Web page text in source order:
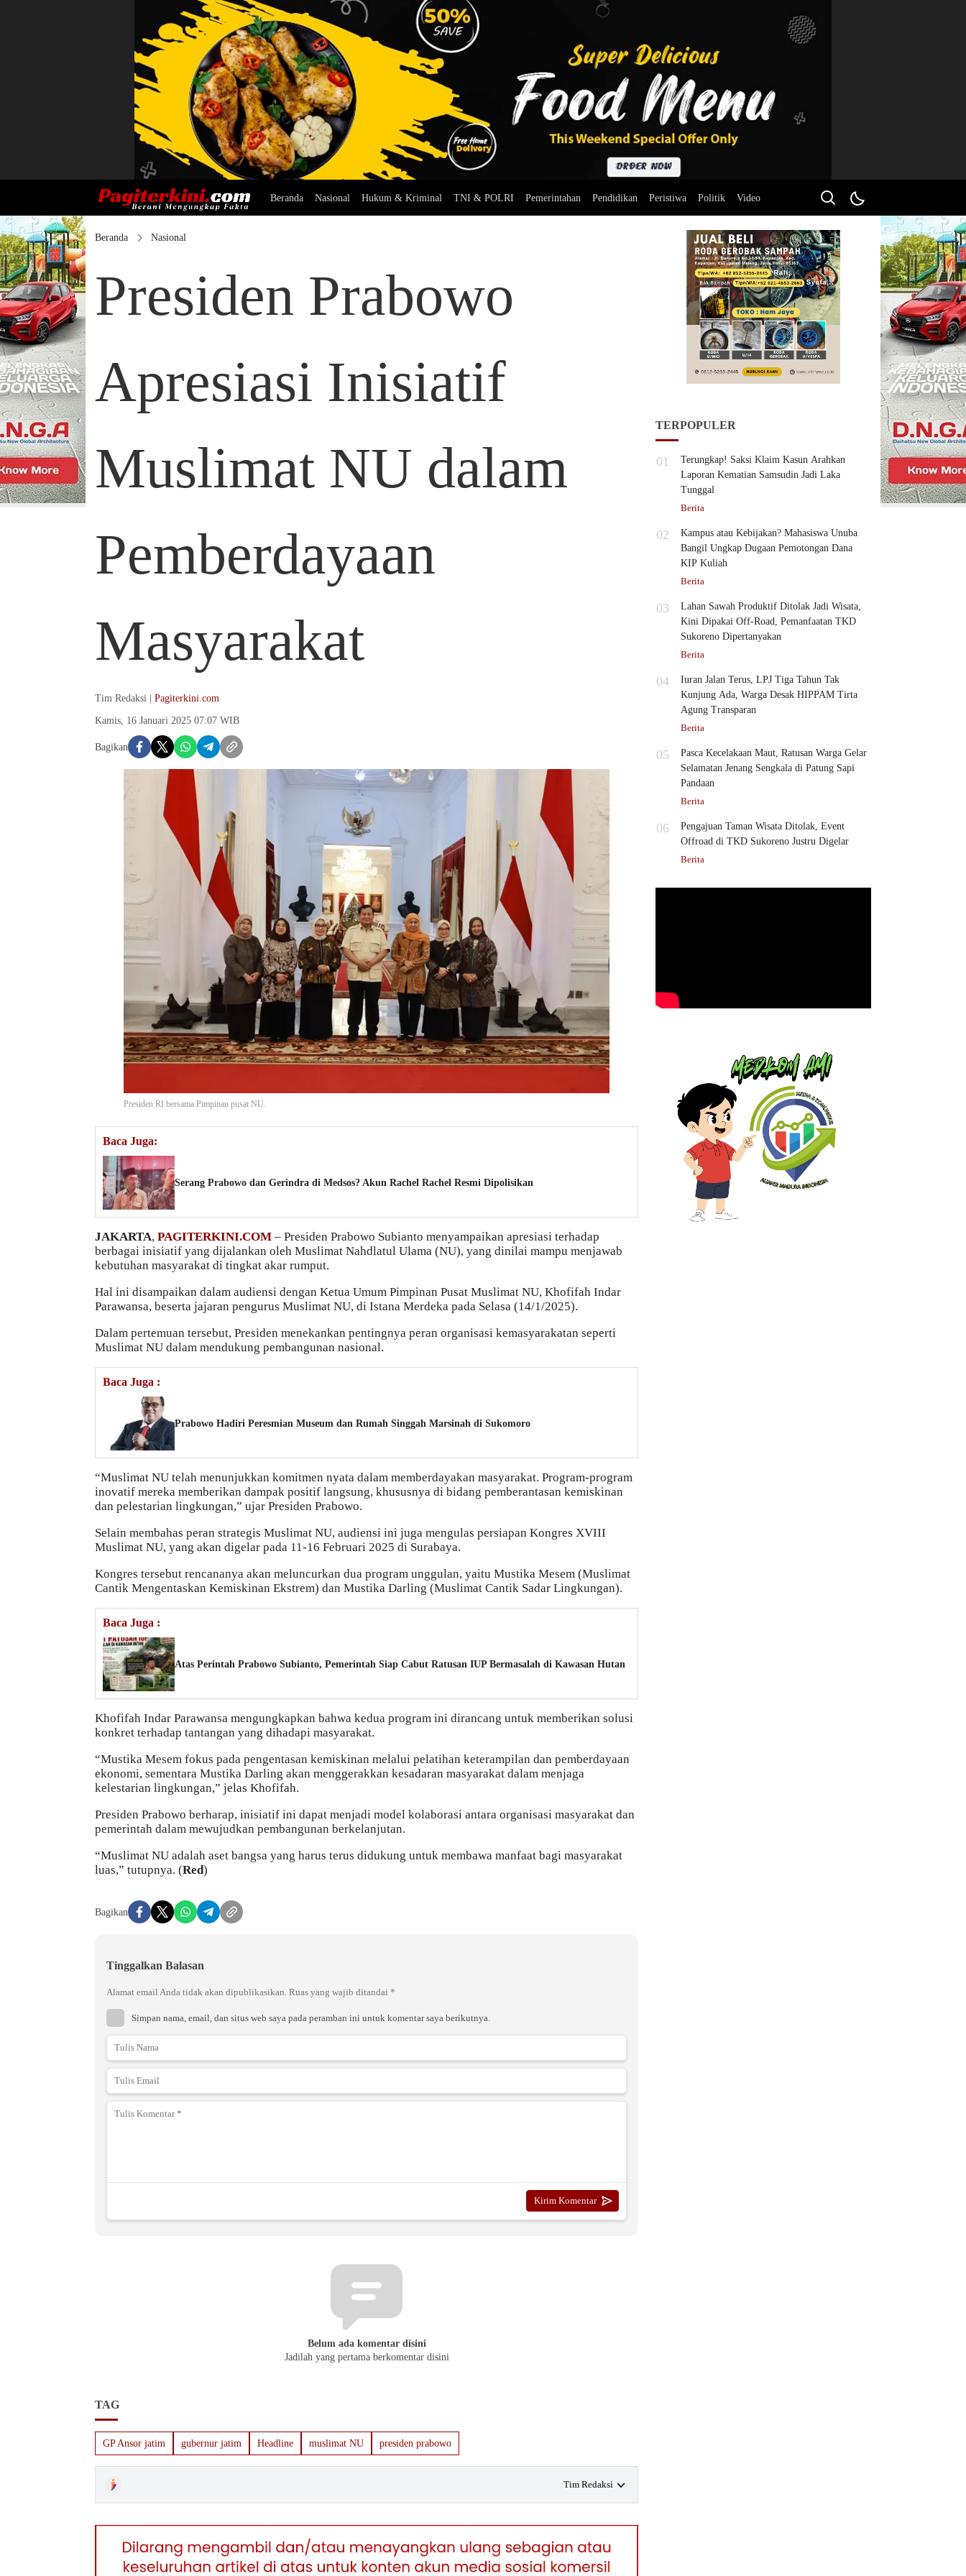
Beranda Nasional Hukum & Kriminal TNI & POLRI Pemerintahan Pendidikan Peristiwa Politik Video
Beranda Nasional
Presiden Prabowo
Apresiasi Inisiatif
Muslimat NU dalam
Pemberdayaan
Masyarakat
Tim Redaksi | Pagiterkini.com
Kamis, 16 Januari 2025 07:07 WIB
Bagikan
Presiden RI bersama Pimpinan pusat NU.
Baca Juga:
Serang Prabowo dan Gerindra di Medsos? Akun Rachel Rachel Resmi Dipolisikan
JAKARTA, PAGITERKINI.COM – Presiden Prabowo Subianto menyampaikan apresiasi terhadap
berbagai inisiatif yang dijalankan oleh Muslimat Nahdlatul Ulama (NU), yang dinilai mampu menjawab
kebutuhan masyarakat di tingkat akar rumput.
Hal ini disampaikan dalam audiensi dengan Ketua Umum Pimpinan Pusat Muslimat NU, Khofifah Indar
Parawansa, beserta jajaran pengurus Muslimat NU, di Istana Merdeka pada Selasa (14/1/2025).
Dalam pertemuan tersebut, Presiden menekankan pentingnya peran organisasi kemasyarakatan seperti
Muslimat NU dalam mendukung pembangunan nasional.
Baca Juga :
Prabowo Hadiri Peresmian Museum dan Rumah Singgah Marsinah di Sukomoro
“Muslimat NU telah menunjukkan komitmen nyata dalam memberdayakan masyarakat. Program-program
inovatif mereka memberikan dampak positif langsung, khususnya di bidang pemberantasan kemiskinan
dan pelestarian lingkungan,” ujar Presiden Prabowo.
Selain membahas peran strategis Muslimat NU, audiensi ini juga mengulas persiapan Kongres XVIII
Muslimat NU, yang akan digelar pada 11-16 Februari 2025 di Surabaya.
Kongres tersebut rencananya akan meluncurkan dua program unggulan, yaitu Mustika Mesem (Muslimat
Cantik Mengentaskan Kemiskinan Ekstrem) dan Mustika Darling (Muslimat Cantik Sadar Lingkungan).
Baca Juga :
Atas Perintah Prabowo Subianto, Pemerintah Siap Cabut Ratusan IUP Bermasalah di Kawasan Hutan
Khofifah Indar Parawansa mengungkapkan bahwa kedua program ini dirancang untuk memberikan solusi
konkret terhadap tantangan yang dihadapi masyarakat.
“Mustika Mesem fokus pada pengentasan kemiskinan melalui pelatihan keterampilan dan pemberdayaan
ekonomi, sementara Mustika Darling akan menggerakkan kesadaran masyarakat dalam menjaga
kelestarian lingkungan,” jelas Khofifah.
Presiden Prabowo berharap, inisiatif ini dapat menjadi model kolaborasi antara organisasi masyarakat dan
pemerintah dalam mewujudkan pembangunan berkelanjutan.
“Muslimat NU adalah aset bangsa yang harus terus didukung untuk membawa manfaat bagi masyarakat
luas,” tutupnya. (Red)
Bagikan
Tinggalkan Balasan
Alamat email Anda tidak akan dipublikasikan. Ruas yang wajib ditandai *
Simpan nama, email, dan situs web saya pada peramban ini untuk komentar saya berikutnya.
Belum ada komentar disini
Jadilah yang pertama berkomentar disini
TAG
GP Ansor jatim gubernur jatim Headline muslimat NU presiden prabowo
Tim Redaksi
TERPOPULER
01
Terungkap! Saksi Klaim Kasun Arahkan
Laporan Kematian Samsudin Jadi Laka
Tunggal
Berita
02
Kampus atau Kebijakan? Mahasiswa Unuba
Bangil Ungkap Dugaan Pemotongan Dana
KIP Kuliah
Berita
03
Lahan Sawah Produktif Ditolak Jadi Wisata,
Kini Dipakai Off-Road, Pemanfaatan TKD
Sukoreno Dipertanyakan
Berita
04
Iuran Jalan Terus, LPJ Tiga Tahun Tak
Kunjung Ada, Warga Desak HIPPAM Tirta
Agung Transparan
Berita
05
Pasca Kecelakaan Maut, Ratusan Warga Gelar
Selamatan Jenang Sengkala di Patung Sapi
Pandaan
Berita
06
Pengajuan Taman Wisata Ditolak, Event
Offroad di TKD Sukoreno Justru Digelar
Berita